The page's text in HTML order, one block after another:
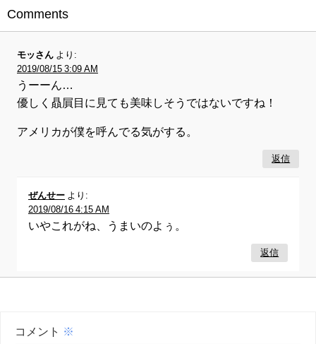
Comments
モッさん より:
2019/08/15 3:09 AM
うーーん…
優しく贔屓目に見ても美味しそうではないですね！
アメリカが僕を呼んでる気がする。
返信
ぜんせー より:
2019/08/16 4:15 AM
いやこれがね、うまいのよぅ。
返信
コメント ※